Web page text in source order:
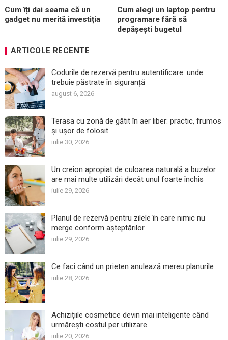
Cum îți dai seama că un
gadget nu merită investiția
Cum alegi un laptop pentru
programare fără să
depășești bugetul
ARTICOLE RECENTE
Codurile de rezervă pentru autentificare: unde
trebuie păstrate în siguranță
august 6, 2026
Terasa cu zonă de gătit în aer liber: practic, frumos
și ușor de folosit
iulie 30, 2026
Un creion apropiat de culoarea naturală a buzelor
are mai multe utilizări decât unul foarte închis
iulie 29, 2026
Planul de rezervă pentru zilele în care nimic nu
merge conform așteptărilor
iulie 29, 2026
Ce faci când un prieten anulează mereu planurile
iulie 28, 2026
Achizițiile cosmetice devin mai inteligente când
urmărești costul per utilizare
iulie 20, 2026